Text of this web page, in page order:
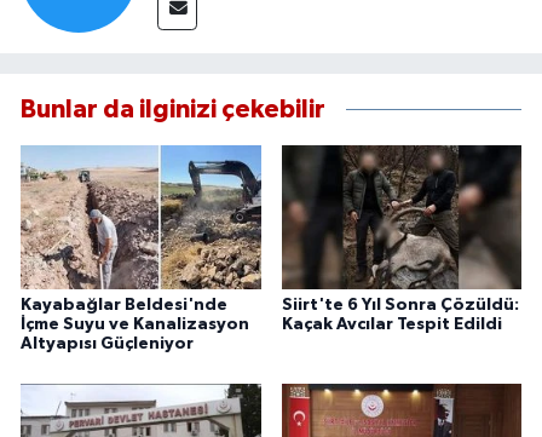
Bunlar da ilginizi çekebilir
Kayabağlar Beldesi'nde
İçme Suyu ve Kanalizasyon
Altyapısı Güçleniyor
Siirt'te 6 Yıl Sonra Çözüldü:
Kaçak Avcılar Tespit Edildi